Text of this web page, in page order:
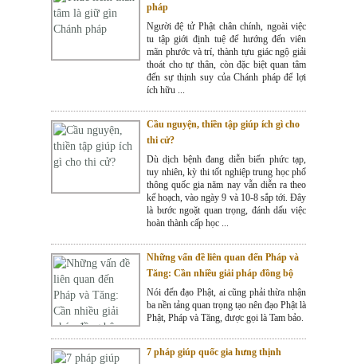
pháp
Người đệ tử Phật chân chính, ngoài việc
tu tập giới định tuệ để hướng đến viên
mãn phước và trí, thành tựu giác ngộ giải
thoát cho tự thân, còn đặc biệt quan tâm
đến sự thịnh suy của Chánh pháp để lợi
ích hữu ...
Cầu nguyện, thiền tập giúp ích gì cho
thi cử?
Dù dịch bệnh đang diễn biến phức tạp,
tuy nhiên, kỳ thi tốt nghiệp trung học phổ
thông quốc gia năm nay vẫn diễn ra theo
kế hoạch, vào ngày 9 và 10-8 sắp tới. Đây
là bước ngoặt quan trọng, đánh dấu việc
hoàn thành cấp học ...
Những vấn đề liên quan đến Pháp và
Tăng: Cần nhiều giải pháp đồng bộ
Nói đến đạo Phật, ai cũng phải thừa nhận
ba nền tảng quan trọng tạo nên đạo Phật là
Phật, Pháp và Tăng, được gọi là Tam bảo.
7 pháp giúp quốc gia hưng thịnh